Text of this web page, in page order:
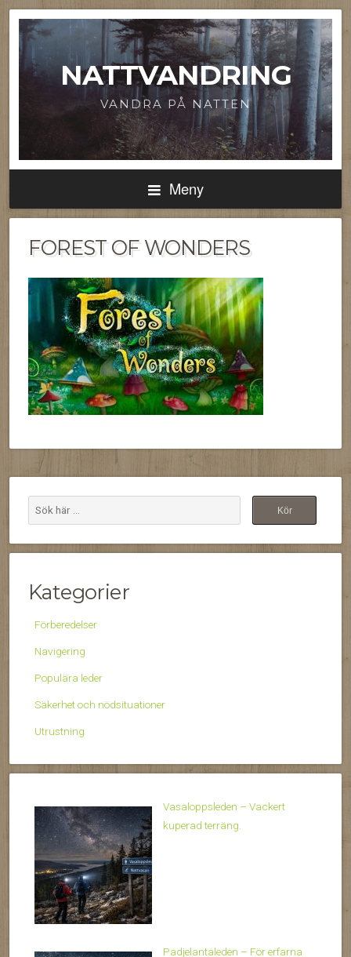
NATTVANDRING
VANDRA PÅ NATTEN
Meny
FOREST OF WONDERS
Kategorier
Förberedelser
Navigering
Populära leder
Säkerhet och nödsituationer
Utrustning
Vasaloppsleden – Vackert
kuperad terräng.
Padjelantaleden – För erfarna